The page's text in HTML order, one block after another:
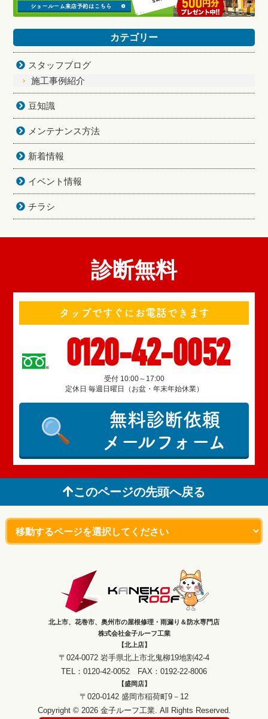
カテゴリー
スタッフブログ
施工事例紹介
豆知識
メンテナンス方法
新着情報
イベント情報
チラシ
診断無料
タップですぐにお電話できます
0120-42-0052
受付 10:00～17:00
定休日 毎週日曜日（お盆・年末年始休業）
無料診断依頼
メールフォーム
このページの先頭へ戻る
北上市、花巻市、奥州市の屋根修理・雨漏り＆防水専門店
株式会社金子ルーフ工業
【北上店】
〒024-0072 岩手県北上市北鬼柳19地割42-4
TEL：0120-42-0052 FAX：0192-22-8006
【盛岡店】
〒020-0142 盛岡市稲荷町9－12
Copyright © 2026 金子ルーフ工業. All Rights Reserved.